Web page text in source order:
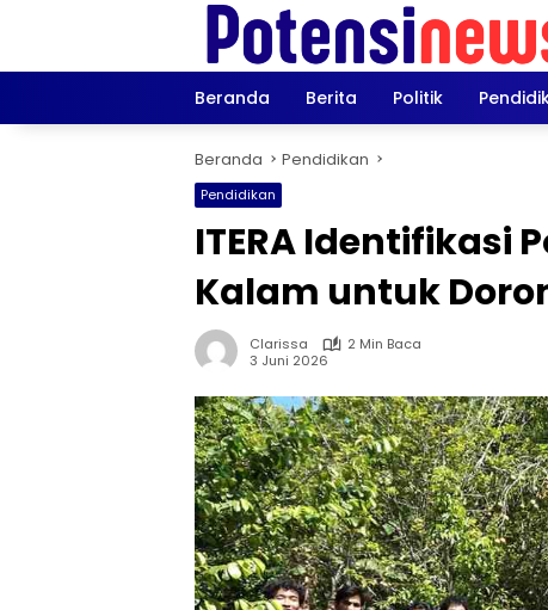
Beranda Berita Politik
Beranda Pendidikan
Pendidikan
ITERA Identifikasi
Kalam untuk
Clarissa
2 Min Baca
3 Juni 2026